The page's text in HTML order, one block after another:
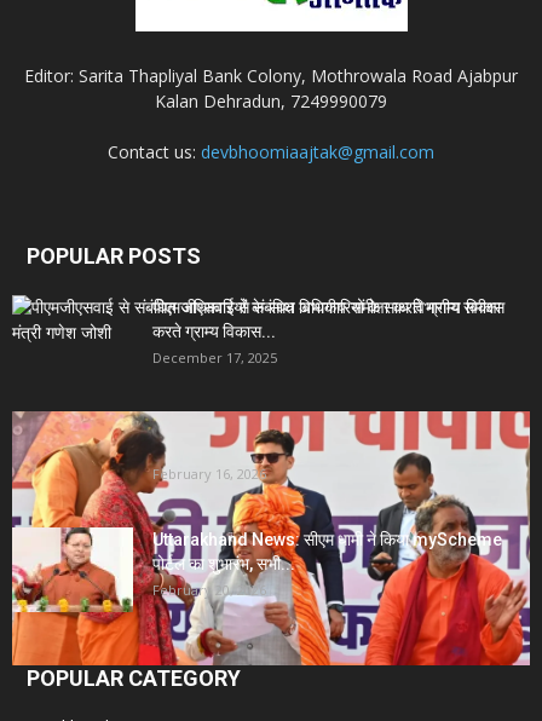
Editor: Sarita Thapliyal Bank Colony, Mothrowala Road Ajabpur
Kalan Dehradun, 7249990079
Contact us: devbhoomiaajtak@gmail.com
POPULAR POSTS
पीएमजीएसवाई से संबंधित अधिकारियों के साथ विभागीय समीक्षा
करते ग्राम्य विकास...
December 17, 2025
Uttarakhand News- सीएम धामी सख्त: जनता की समस्याओं
पर देरी बर्दाश्त...
February 16, 2026
Uttarakhand News: सीएम धामी ने किया myScheme
पोर्टल का शुभारंभ, सभी...
February 20, 2026
POPULAR CATEGORY